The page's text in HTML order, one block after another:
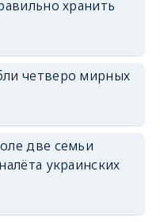
erid: 2SDnjdvhGXG
хранить
четверо мирных
две семьи
украинских